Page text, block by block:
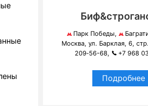
Парк Победы,
Москва, ул. Барклая, 6,
209‑56-68,
+7 968
Подробнее